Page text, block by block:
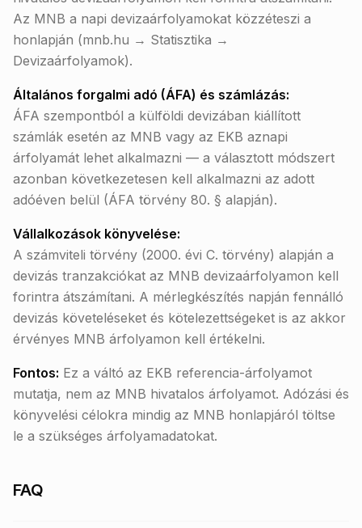
Az MNB a napi devizaárfolyamokat közzéteszi a
honlapján (mnb.hu → Statisztika →
Devizaárfolyamok).
Általános forgalmi adó (ÁFA) és számlázás:
ÁFA szempontból a külföldi devizában kiállított
számlák esetén az MNB vagy az EKB aznapi
árfolyamát lehet alkalmazni — a választott módszert
azonban következetesen kell alkalmazni az adott
adóéven belül (ÁFA törvény 80. § alapján).
Vállalkozások könyvelése:
A számviteli törvény (2000. évi C. törvény) alapján a
devizás tranzakciókat az MNB devizaárfolyamon kell
forintra átszámítani. A mérlegkészítés napján fennálló
devizás követeléseket és kötelezettségeket is az akkor
érvényes MNB árfolyamon kell értékelni.
Fontos: Ez a váltó az EKB referencia-árfolyamot
mutatja, nem az MNB hivatalos árfolyamot. Adózási és
könyvelési célokra mindig az MNB honlapjáról töltse
le a szükséges árfolyamadatokat.
FAQ